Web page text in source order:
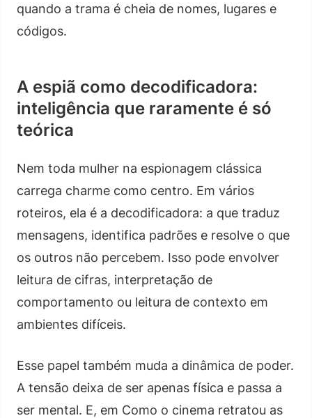
quando a trama é cheia de nomes, lugares e
códigos.
A espiã como decodificadora:
inteligência que raramente é só
teórica
Nem toda mulher na espionagem clássica
carrega charme como centro. Em vários
roteiros, ela é a decodificadora: a que traduz
mensagens, identifica padrões e resolve o que
os outros não percebem. Isso pode envolver
leitura de cifras, interpretação de
comportamento ou leitura de contexto em
ambientes difíceis.
Esse papel também muda a dinâmica de poder.
A tensão deixa de ser apenas física e passa a
ser mental. E, em Como o cinema retratou as